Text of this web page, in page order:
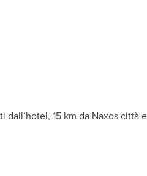
15 km da Naxos città
A pagamento, cassette